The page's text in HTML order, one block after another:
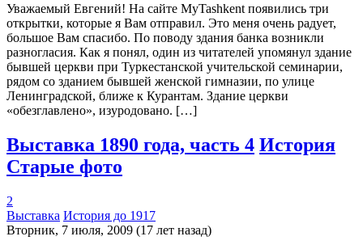
Уважаемый Евгений! На сайте MyTashkent появились три
открытки, которые я Вам отправил. Это меня очень радует,
большое Вам спасибо. По поводу здания банка возникли
разногласия. Как я понял, один из читателей упомянул здание
бывшей церкви при Туркестанской учительской семинарии,
рядом со зданием бывшей женской гимназии, по улице
Ленинградской, ближе к Курантам. Здание церкви
«обезглавлено», изуродовано. […]
Выставка 1890 года, часть 4 История
Старые фото
2
Выставка История до 1917
Вторник, 7 июля, 2009 (17 лет назад)